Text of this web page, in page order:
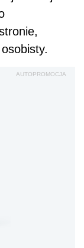
AUTOPROMOCJA